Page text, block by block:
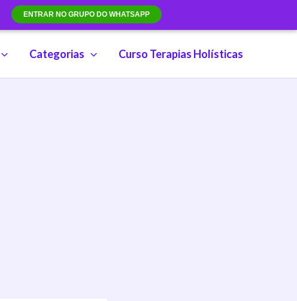
ENTRAR NO GRUPO DO WHATSAPP
Categorias Curso Terapias Holísticas